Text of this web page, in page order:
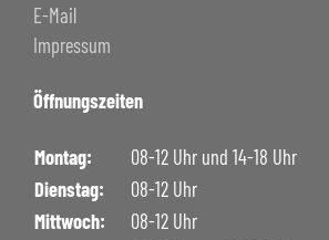
E-Mail
Impressum
Öffnungszeiten
Montag:
08-12 Uhr und 14-18 Uhr
Dienstag:
08-12 Uhr
Mittwoch:
08-12 Uhr